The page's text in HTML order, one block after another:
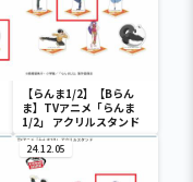
【らんま1/2】【Bらん
ま】TVアニメ「らんま
1/2」 アクリルスタンド
24.12.05